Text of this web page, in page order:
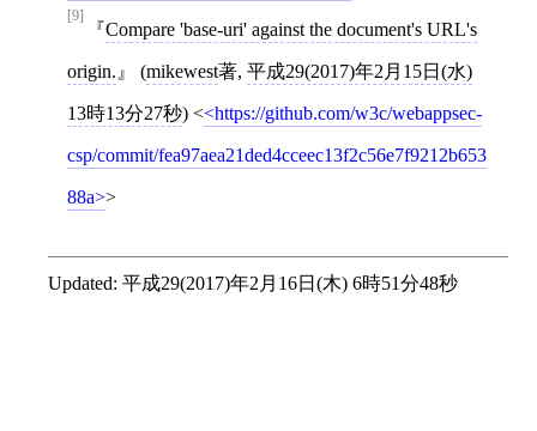
[9]
Compare 'base-uri' against the document's URL's
origin. (mikewest著, 平成29(2017)年2月15日(水)
13時13分27秒) < https://github.com/w3c/webappsec-
csp/commit/fea97aea21ded4cceec13f2c56e7f9212b653
88a >
Updated: 平成29(2017)年2月16日(木) 6時51分48秒